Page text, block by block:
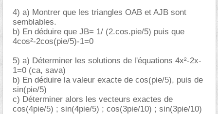
4) a) Montrer que les triangles OAB et AJB sont
semblables.
b) En déduire que JB= 1/ (2.cos.pie/5) puis que
4cos²-2cos(pie/5)-1=0
5) a) Déterminer les solutions de l'équations 4x²-2x-
1=0 (ca, sava)
b) En déduire la valeur exacte de cos(pie/5), puis de
sin(pie/5)
c) Déterminer alors les vecteurs exactes de
cos(4pie/5) ; sin(4pie/5) ; cos(3pie/10) ; sin(3pie/10)